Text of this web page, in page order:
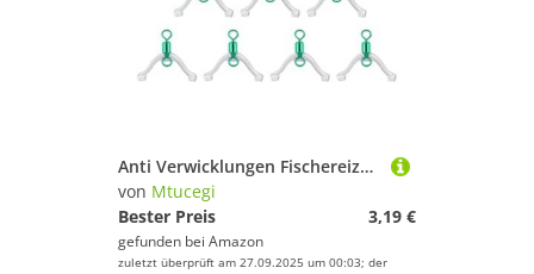
Anti Verwicklungen Fischereizubehörlinie Space Bifurcation Swivels Für Doppelhaken Subline Splitter Bindungs ​​ Werkzeuglinie Space Bifurcation Swivels Rings Schütze Gerät Für Doppelhaken Subline
von Mtucegi
Bester Preis
3,19 €
gefunden bei Amazon
zuletzt überprüft am 27.09.2025 um 00:03; der